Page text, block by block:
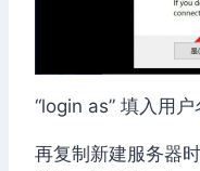
“login as” 填入用
再复制新建服务器